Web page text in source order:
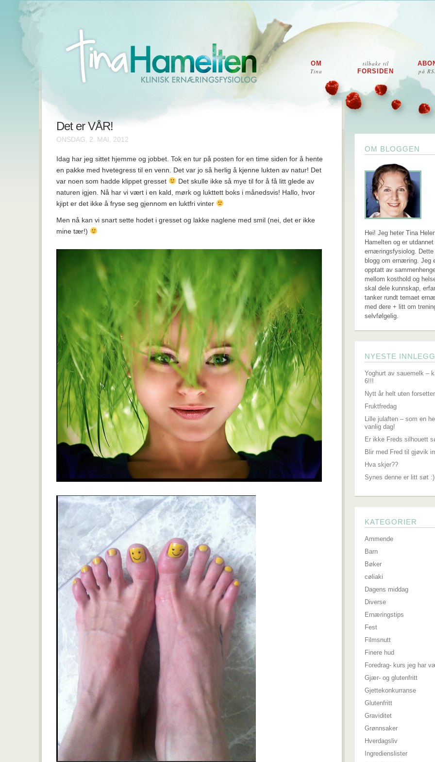
på
tilbake til
FORSIDEN
OM
Tina
Det er VÅR!
ONSDAG, 2. MAI, 2012
Idag har jeg sittet hjemme og jobbet. Tok en tur på posten for en time siden for å hente
en pakke med hvetegress til en venn. Det var jo så herlig å kjenne lukten av natur! Det
var noen som hadde klippet gresset
Det skulle ikke så mye til for å få litt glede av
naturen igjen. Nå har vi vært i en kald, mørk og lukttett boks i månedsvis! Hallo, hvor
kjipt er det ikke å fryse seg gjennom en luktfri vinter
Men nå kan vi snart sette hodet i gresset og lakke naglene med smil (nei, det er ikke
mine tær!)
OM BLOGGEN
Hei! Jeg heter Tina
Hamelten og er
ernæringsfysiolog. Dette
blogg om ernæring. Jeg
opptatt av
mellom kosthold og
skal dele kunnskap,
tanker rundt temaet
med dere + litt om
selvfølgelig.
NYESTE INNLEGG
Yoghurt av sauemelk –
6!!!
Nytt år helt uten forsetter
Fruktfredag
Lille julaften – som en
vanlig dag!
Er ikke Freds silhouett
Blir med Fred til gjøvik
Hva skjer??
Synes denne er litt søt :)
KATEGORIER
Ammende
Barn
Bøker
cøliaki
Dagens middag
Diverse
Ernæringstips
Fest
Filmsnutt
Finere hud
Foredrag- kurs jeg har
Gjær- og glutenfritt
Gjettekonkurranse
Glutenfritt
Graviditet
Grønnsaker
Hverdagsliv
Ingredienslister